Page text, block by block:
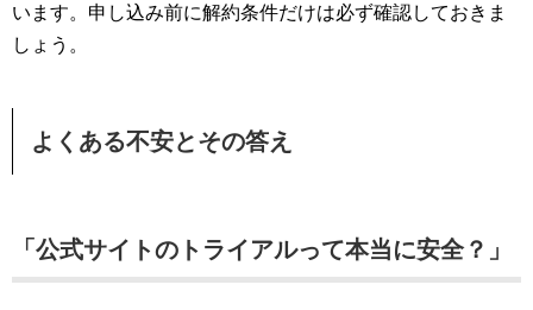
います。申し込み前に解約条件だけは必ず確認しておきま
しょう。
よくある不安とその答え
「公式サイトのトライアルって本当に安全？」